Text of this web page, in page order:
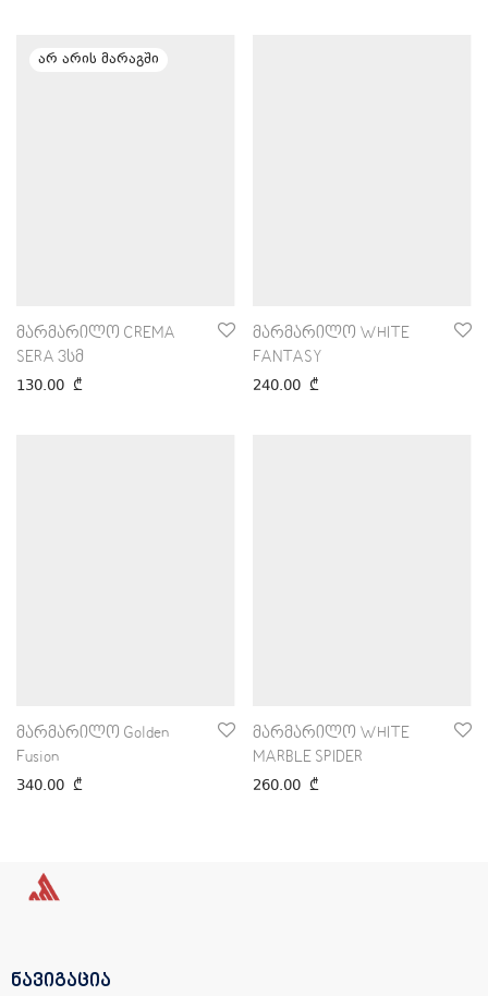
მარმარილო CREMA
SERA 3სმ
130.00 ₾
მარმარილო WHITE
FANTASY
240.00 ₾
მარმარილო Golden
Fusion
340.00 ₾
მარმარილო WHITE
MARBLE SPIDER
260.00 ₾
ნავიგაცია